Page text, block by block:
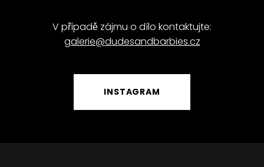
V případě zájmu o dílo kontaktujte:
galerie@dudesandbarbies.cz
INSTAGRAM